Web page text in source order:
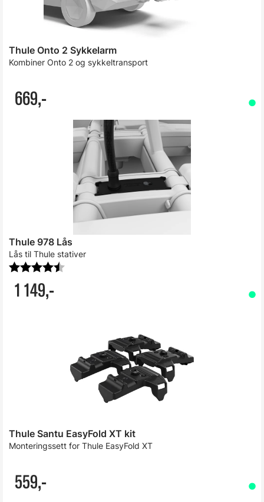
Thule Onto 2 Sykkelarm
Kombiner Onto 2 og sykkeltransport
669,-
Thule 978 Lås
Lås til Thule stativer
1 149,-
Karakter:
Thule Santu EasyFold XT kit
Monteringssett for Thule EasyFold XT
559,-